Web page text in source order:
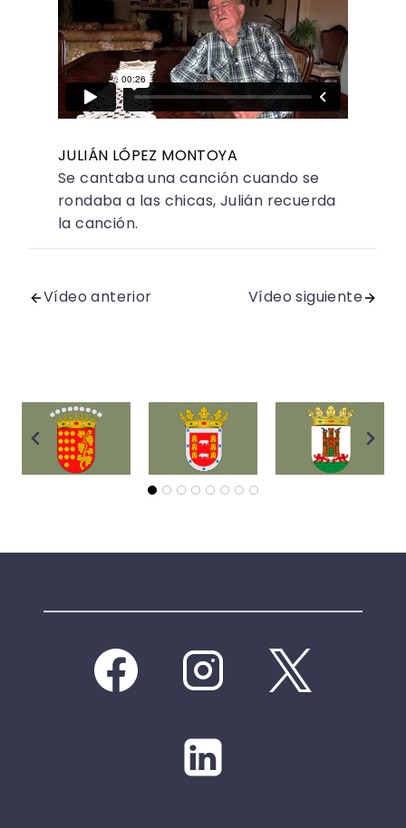
JULIÁN LÓPEZ MONTOYA
Se cantaba una canción cuando se
rondaba a las chicas, Julián recuerda
la canción.
Vídeo anterior Vídeo siguiente